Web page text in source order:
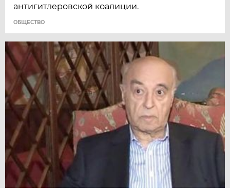
антигитлеровской коалиции.
ОБЩЕСТВО